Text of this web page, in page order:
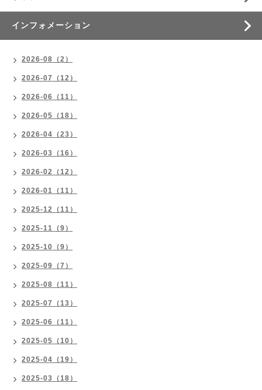
インフォメーション
2026-08（2）
2026-07（12）
2026-06（11）
2026-05（18）
2026-04（23）
2026-03（16）
2026-02（12）
2026-01（11）
2025-12（11）
2025-11（9）
2025-10（9）
2025-09（7）
2025-08（11）
2025-07（13）
2025-06（11）
2025-05（10）
2025-04（19）
2025-03（18）